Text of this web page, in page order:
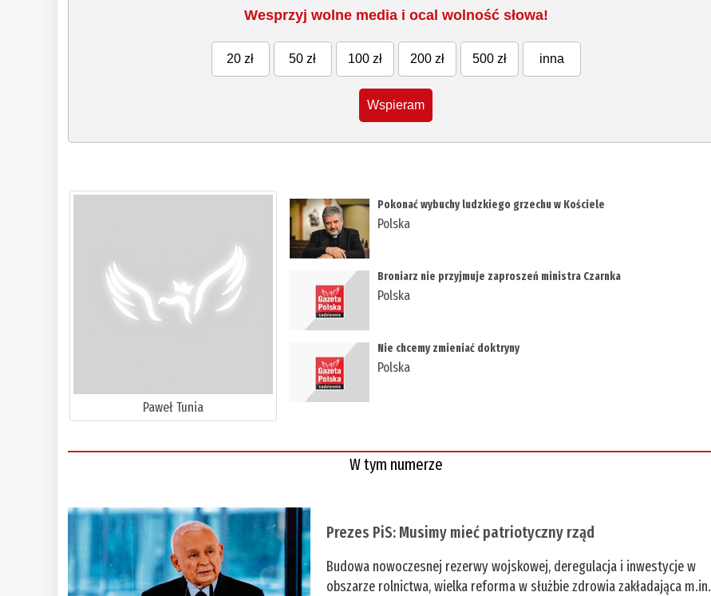
Wesprzyj wolne media i ocal wolność słowa!
20 zł 50 zł 100 zł 200 zł 500 zł inna
Wspieram
Paweł Tunia
Pokonać wybuchy ludzkiego grzechu w Kościele
Polska
Broniarz nie przyjmuje zaproszeń ministra Czarnka
Polska
Nie chcemy zmieniać doktryny
Polska
W tym numerze
Prezes PiS: Musimy mieć patriotyczny rząd
Budowa nowoczesnej rezerwy wojskowej, deregulacja i inwestycje w
obszarze rolnictwa, wielka reforma w służbie zdrowia zakładająca m.in.